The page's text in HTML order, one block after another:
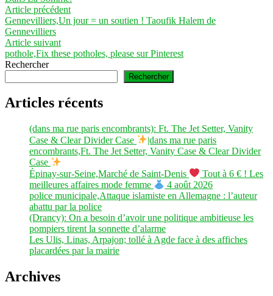
Navigation
de
l’article
Article précédentArticle
précédent :
Gennevilliers,Un jour = un soutien ! Taoufik Halem de
Gennevilliers
Article suivantArticle
suivant :
pothole,Fix these potholes, please sur Pinterest
Rechercher
Rechercher
Articles récents
(dans ma rue paris encombrants): Ft. The Jet Setter, Vanity
Case & Clear Divider Case
|dans ma rue paris
encombrants,Ft. The Jet Setter, Vanity Case & Clear Divider
Case
Épinay-sur-Seine,Marché de Saint-Denis
Tout à 6 € ! Les
meilleures affaires mode femme
4 août 2026
police municipale,Attaque islamiste en Allemagne : l’auteur
abattu par la police
(Drancy): On a besoin d’avoir une politique ambitieuse les
pompiers tirent la sonnette d’alarme
Les Ulis, Linas, Arpajon; tollé à Agde face à des affiches
placardées par la mairie
Archives